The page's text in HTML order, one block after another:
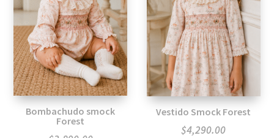
Bombachudo smock
Forest
Vestido Smock Forest
$4,290.00